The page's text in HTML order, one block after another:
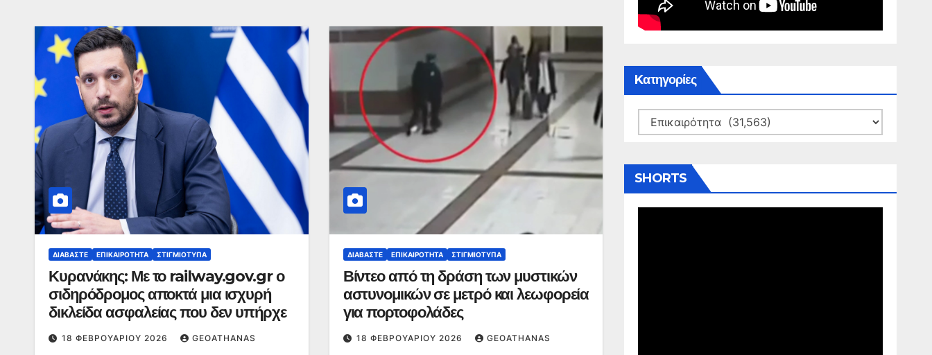
ΔΙΑΒΆΣΤΕ ΕΠΙΚΑΙΡΌΤΗΤΑ ΣΤΙΓΜΙΌΤΥΠΑ
Κυρανάκης: Με το railway.gov.gr ο
σιδηρόδρομος αποκτά μια ισχυρή
δικλείδα ασφαλείας που δεν υπήρχε
18 ΦΕΒΡΟΥΑΡΊΟΥ 2026 GEOATHANAS
ΔΙΑΒΆΣΤΕ ΕΠΙΚΑΙΡΌΤΗΤΑ ΣΤΙΓΜΙΌΤΥΠΑ
Βίντεο από τη δράση των μυστικών
αστυνομικών σε μετρό και λεωφορεία
για πορτοφολάδες
18 ΦΕΒΡΟΥΑΡΊΟΥ 2026 GEOATHANAS
Kατηγορίες
Kατηγορίες
SHORTS